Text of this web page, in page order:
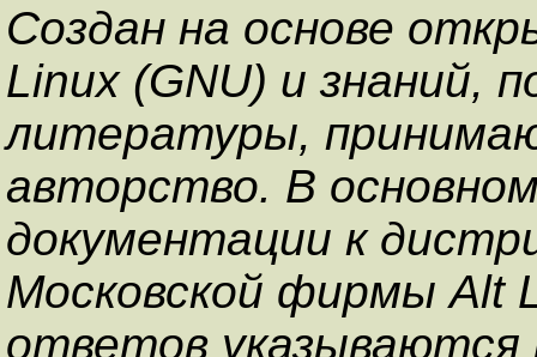
Создан на основе
Linux (GNU) и знаний,
литературы,
авторство. В
документации к
Московской фирмы Alt
ответов